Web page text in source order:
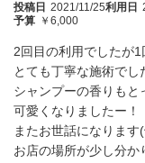
投稿日 2021/11/25利用日
予算 ￥6,000
2回目の利用でしたが1
とても丁寧な施術でし
シャンプーの香りもと
可愛くなりましたー！
またお世話になります
お店の場所が少し分か